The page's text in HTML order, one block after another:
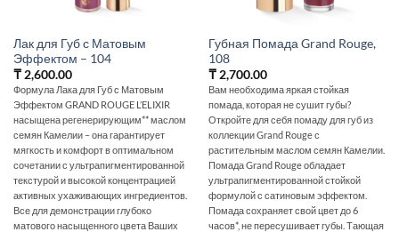
Лак для Губ с Матовым
Эффектом – 104
₸2,600.00
Формула Лака для Губ с Матовым
Эффектом GRAND ROUGE L’ELIXIR
насыщена регенерирующим** маслом
семян Камелии – она гарантирует
мягкость и комфорт в оптимальном
сочетании с ультрапигментированной
текстурой и высокой концентрацией
активных ухаживающих ингредиентов.
Все для демонстрации глубоко
матового насыщенного цвета Ваших
Губная Помада Grand Rouge,
108
₸2,700.00
Вам необходима яркая стойкая
помада, которая не сушит губы?
Откройте для себя помаду для губ из
коллекции Grand Rouge с
растительным маслом семян Камелии.
Помада Grand Rouge обладает
ультрапигментированной стойкой
формулой с сатиновым эффектом.
Помада сохраняет свой цвет до 6
часов*, не пересушивает губы. Тающая